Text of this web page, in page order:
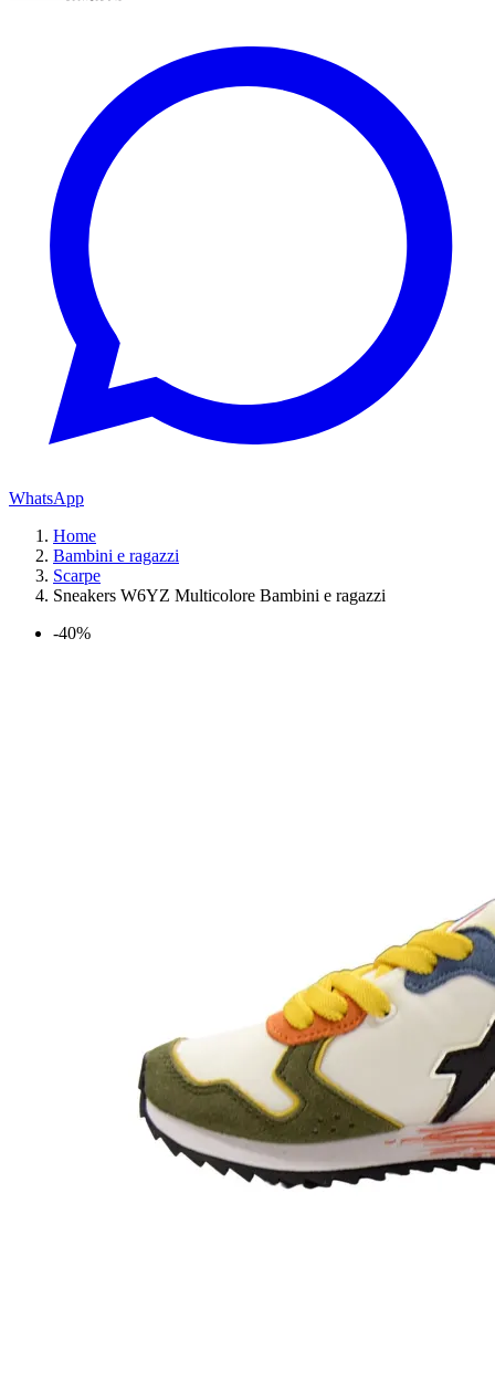
WhatsApp
Home
Bambini e ragazzi
Scarpe
Sneakers W6YZ Multicolore Bambini e ragazzi
-40%